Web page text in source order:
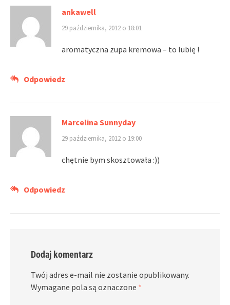
ankawell
29 października, 2012 o 18:01
aromatyczna zupa kremowa – to lubię !
Odpowiedz
Marcelina Sunnyday
29 października, 2012 o 19:00
chętnie bym skosztowała :))
Odpowiedz
Dodaj komentarz
Twój adres e-mail nie zostanie opublikowany.
Wymagane pola są oznaczone *